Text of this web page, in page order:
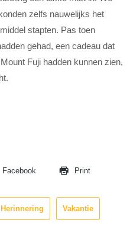
zelfs nauwelijks het
stapten. Pas toen
gehad, een cadeau dat
Fuji hadden kunnen zien,
Facebook Print
Herinnering Vakantie